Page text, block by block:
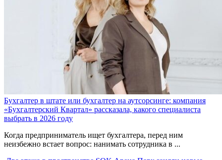
Бухгалтер в штате или бухгалтер на аутсорсинге: компания
«Бухгалтерский Квартал» рассказала, какого специалиста
выбрать в 2026 году
Когда предприниматель ищет бухгалтера, перед ним
неизбежно встает вопрос: нанимать сотрудника в ...